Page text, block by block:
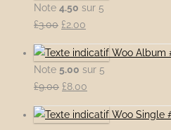
Note 4.50 sur 5
£3.00 Le
prix
initial
était :
£3.00.
£2.00
prix
actuel
est :
£2.00.
Woo Album
Note 5.00 sur 5
£9.00 Le
prix
initial
£8.00
prix
actuelWoo Single